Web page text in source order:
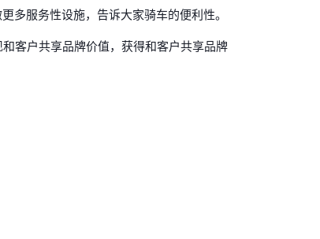
多服务性设施，告诉大家骑车的便利性。
客户共享品牌价值，获得和客户共享品牌